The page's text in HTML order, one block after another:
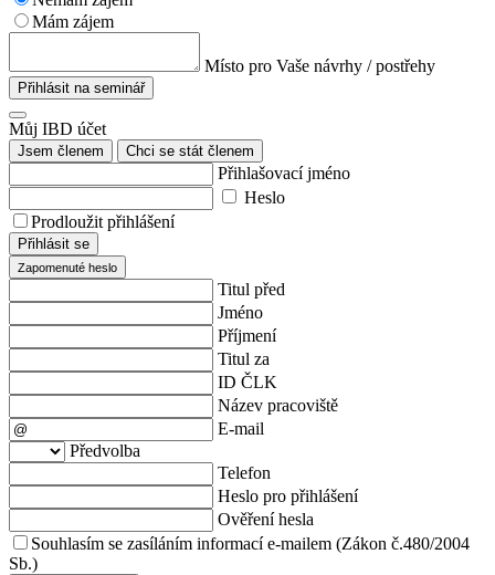
Mám zájem
Místo pro Vaše návrhy / postřehy
Přihlásit na seminář
Můj IBD účet
Jsem členem Chci se stát členem
Přihlašovací jméno
Heslo
Prodloužit přihlášení
Přihlásit se
Zapomenuté heslo
Titul před
Jméno
Příjmení
Titul za
ID ČLK
Název pracoviště
E-mail
Předvolba
Telefon
Heslo pro přihlášení
Ověření hesla
Souhlasím se zasíláním informací e-mailem (Zákon č.480/2004
Sb.)